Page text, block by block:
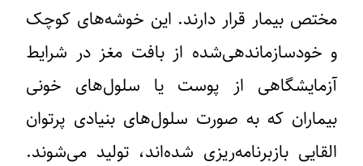
مختص بیمار قرار دارند. این خوشه‌های کوچک
و خودسازماندهی‌شده از بافت مغز در شرایط
آزمایشگاهی از پوست یا سلول‌های خونی
بیماران که به صورت سلول‌های بنیادی پرتوان
القایی بازبرنامه‌ریزی شده‌اند، تولید می‌شوند.